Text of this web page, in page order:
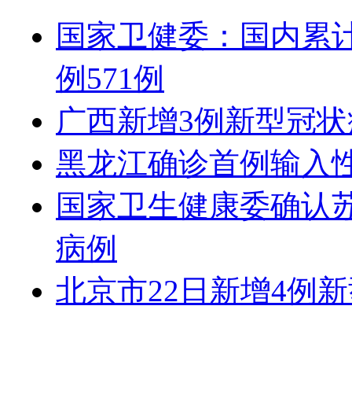
国家卫健委：国内累
例571例
广西新增3例新型冠
黑龙江确诊首例输入
国家卫生健康委确认
病例
北京市22日新增4例